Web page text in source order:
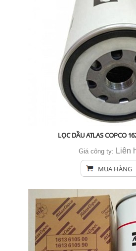
LỌC DẦU ATLAS COPCO
Giá công ty: Liên
MUA HÀNG